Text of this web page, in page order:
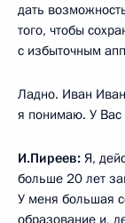
дать
того, чтобы
с избыточным
Ладно. Иван
я понимаю. У Вас
И.Пиреев: Я,
больше 20 лет
У меня большая